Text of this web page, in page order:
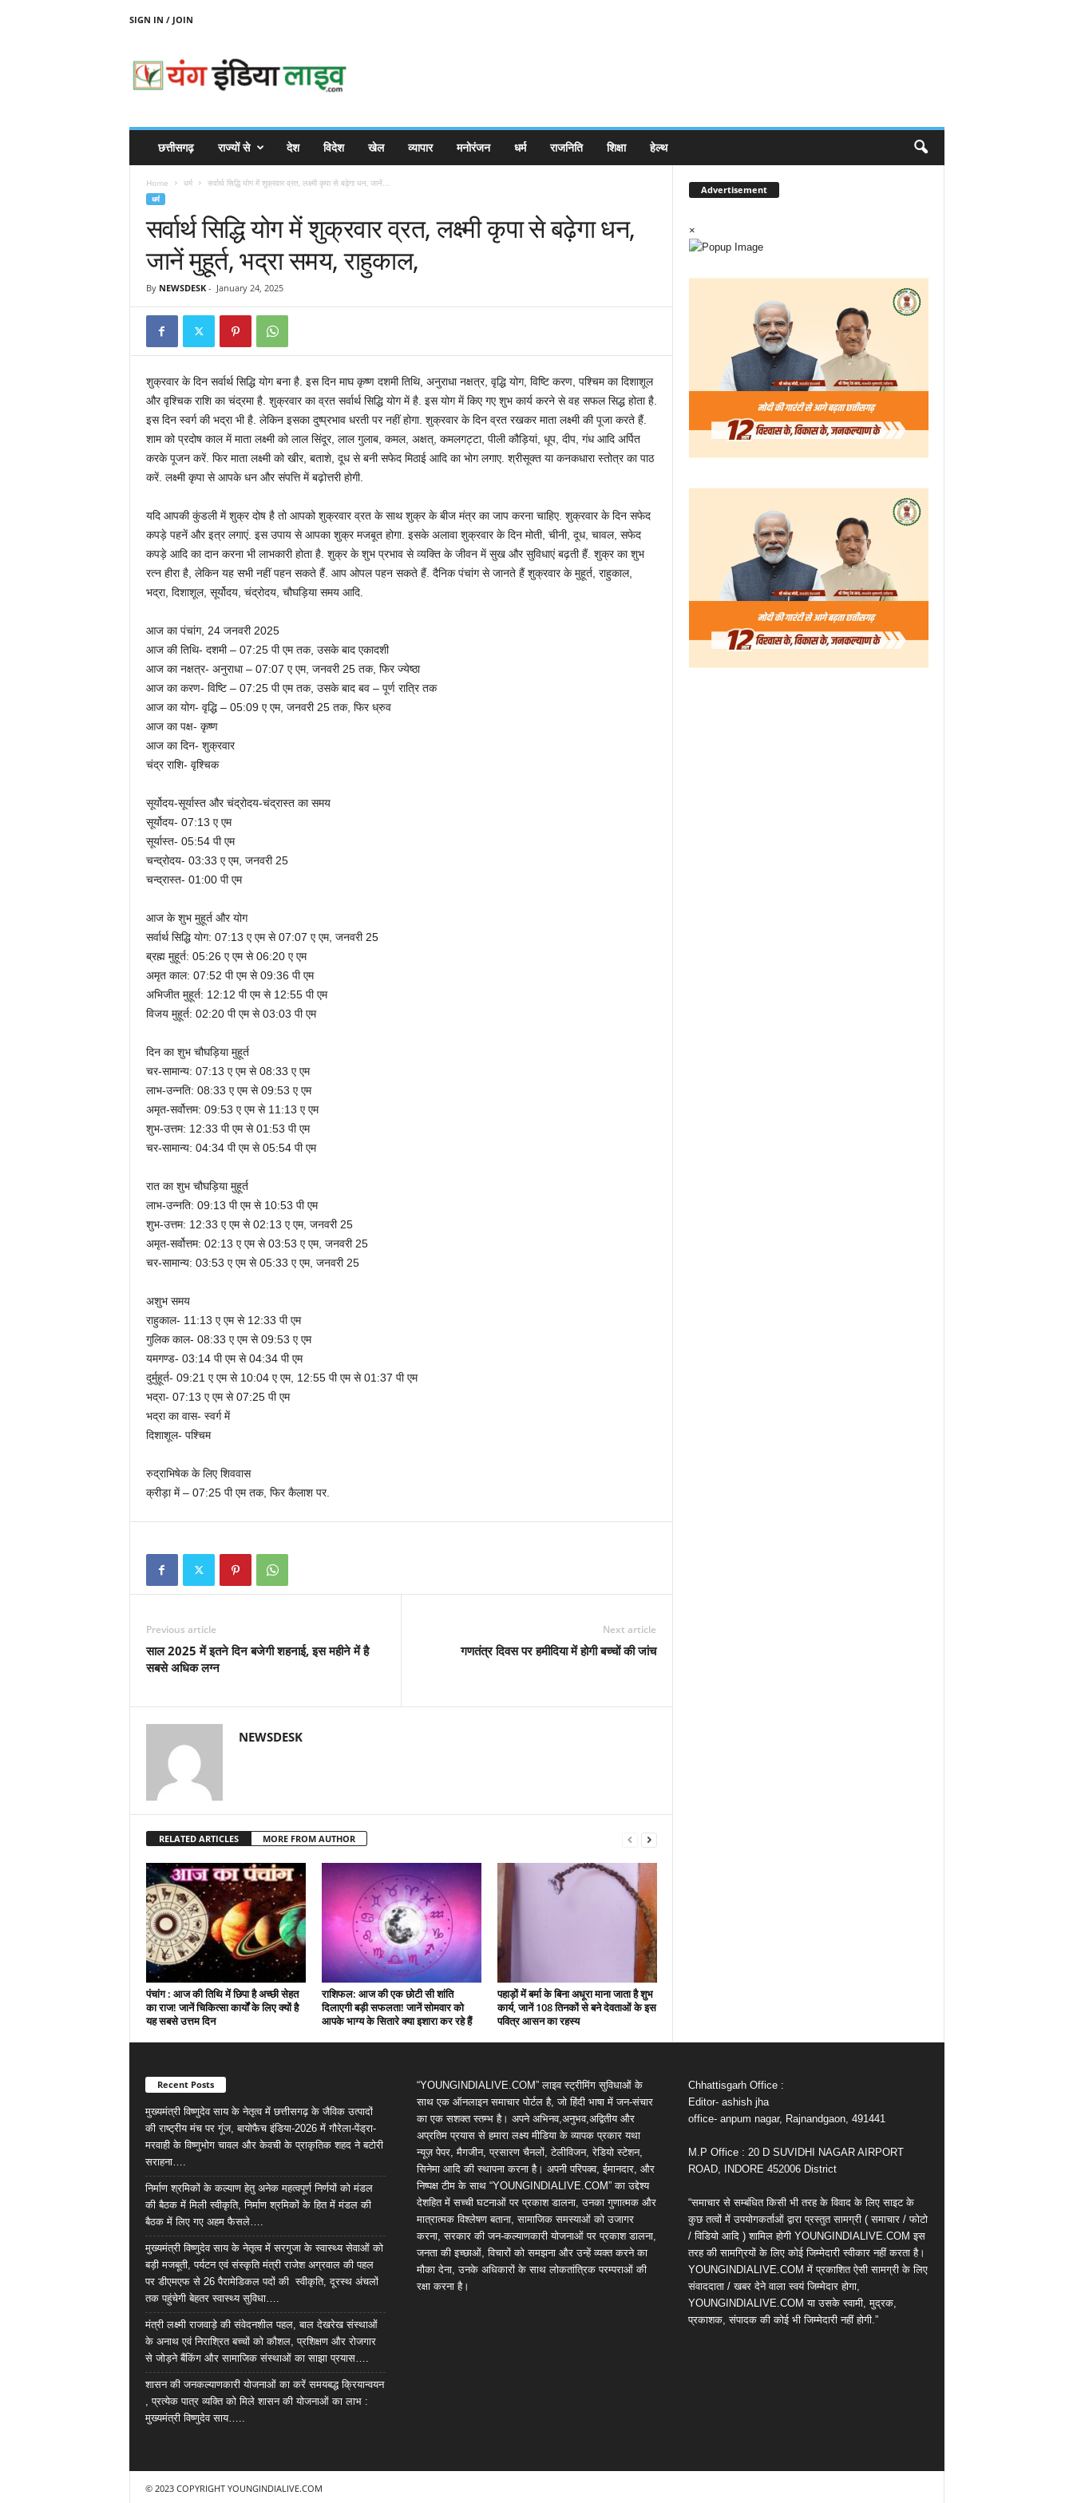
SIGN IN / JOIN
N
छत्तीसगढ़ राज्यों से देश विदेश खेल व्यापार मनोरंजन धर्म राजनिति शिक्षा हेल्थ
Home धर्म सर्वार्थ सिद्धि योग में शुक्रवार व्रत, लक्ष्मी कृपा से बढ़ेगा धन, जानें...
धर्म
सर्वार्थ सिद्धि योग में शुक्रवार व्रत, लक्ष्मी कृपा से बढ़ेगा धन,
जानें मुहूर्त, भद्रा समय, राहुकाल,
By NEWSDESK- January 24, 2025
शुक्रवार के दिन सर्वार्थ सिद्धि योग बना है. इस दिन माघ कृष्ण दशमी तिथि, अनुराधा नक्षत्र, वृद्धि योग, विष्टि करण, पश्चिम का दिशाशूल
और वृश्चिक राशि का चंद्रमा है. शुक्रवार का व्रत सर्वार्थ सिद्धि योग में है. इस योग में किए गए शुभ कार्य करने से वह सफल सिद्ध होता है.
इस दिन स्वर्ग की भद्रा भी है. लेकिन इसका दुष्प्रभाव धरती पर नहीं होगा. शुक्रवार के दिन व्रत रखकर माता लक्ष्मी की पूजा करते हैं.
शाम को प्रदोष काल में माता लक्ष्मी को लाल सिंदूर, लाल गुलाब, कमल, अक्षत्, कमलगट्टा, पीली कौड़ियां, धूप, दीप, गंध आदि अर्पित
करके पूजन करें. फिर माता लक्ष्मी को खीर, बताशे, दूध से बनी सफेद मिठाई आदि का भोग लगाए. श्रीसूक्त या कनकधारा स्तोत्र का पाठ
करें. लक्ष्मी कृपा से आपके धन और संपत्ति में बढ़ोत्तरी होगी.
यदि आपकी कुंडली में शुक्र दोष है तो आपको शुक्रवार व्रत के साथ शुक्र के बीज मंत्र का जाप करना चाहिए. शुक्रवार के दिन सफेद
कपड़े पहनें और इत्र लगाएं. इस उपाय से आपका शुक्र मजबूत होगा. इसके अलावा शुक्रवार के दिन मोती, चीनी, दूध, चावल, सफेद
कपड़े आदि का दान करना भी लाभकारी होता है. शुक्र के शुभ प्रभाव से व्यक्ति के जीवन में सुख और सुविधाएं बढ़ती हैं. शुक्र का शुभ
रत्न हीरा है, लेकिन य​ह सभी नहीं पहन सकते हैं. आप ओपल पहन सकते हैं. दैनिक पंचांग से जानते हैं शुक्रवार के मुहूर्त, राहुकाल,
भद्रा, दिशाशूल, सूर्योदय, चंद्रोदय, चौघड़िया समय आदि.
आज का पंचांग, 24 जनवरी 2025
आज की तिथि- दशमी – 07:25 पी एम तक, उसके बाद एकादशी
आज का नक्षत्र- अनुराधा – 07:07 ए एम, जनवरी 25 तक, फिर ज्येष्ठा
आज का करण- विष्टि – 07:25 पी एम तक, उसके बाद बव – पूर्ण रात्रि तक
आज का योग- वृद्धि – 05:09 ए एम, जनवरी 25 तक, फिर ध्रुव
आज का पक्ष- कृष्ण
आज का दिन- शुक्रवार
चंद्र राशि- वृश्चिक
सूर्योदय-सूर्यास्त और चंद्रोदय-चंद्रास्त का समय
सूर्योदय- 07:13 ए एम
सूर्यास्त- 05:54 पी एम
चन्द्रोदय- 03:33 ए एम, जनवरी 25
चन्द्रास्त- 01:00 पी एम
आज के शुभ मुहूर्त और योग
सर्वार्थ सिद्धि योग: 07:13 ए एम से 07:07 ए एम, जनवरी 25
ब्रह्म मुहूर्त: 05:26 ए एम से 06:20 ए एम
अमृत काल: 07:52 पी एम से 09:36 पी एम
अभिजीत मुहूर्त: 12:12 पी एम से 12:55 पी एम
विजय मुहूर्त: 02:20 पी एम से 03:03 पी एम
दिन का शुभ चौघड़िया मुहूर्त
चर-सामान्य: 07:13 ए एम से 08:33 ए एम
लाभ-उन्नति: 08:33 ए एम से 09:53 ए एम
अमृत-सर्वोत्तम: 09:53 ए एम से 11:13 ए एम
शुभ-उत्तम: 12:33 पी एम से 01:53 पी एम
चर-सामान्य: 04:34 पी एम से 05:54 पी एम
रात का शुभ चौघड़िया मुहूर्त
लाभ-उन्नति: 09:13 पी एम से 10:53 पी एम
शुभ-उत्तम: 12:33 ए एम से 02:13 ए एम, जनवरी 25
अमृत-सर्वोत्तम: 02:13 ए एम से 03:53 ए एम, जनवरी 25
चर-सामान्य: 03:53 ए एम से 05:33 ए एम, जनवरी 25
अशुभ समय
राहुकाल- 11:13 ए एम से 12:33 पी एम
गुलिक काल- 08:33 ए एम से 09:53 ए एम
यमगण्ड- 03:14 पी एम से 04:34 पी एम
दुर्मुहूर्त- 09:21 ए एम से 10:04 ए एम, 12:55 पी एम से 01:37 पी एम
भद्रा- 07:13 ए एम से 07:25 पी एम
भद्रा का वास- स्वर्ग में
दिशाशूल- पश्चिम
रुद्राभिषेक के लिए शिववास
क्रीड़ा में – 07:25 पी एम तक, फिर कैलाश पर.
Previous article
साल 2025 में इतने दिन बजेगी शहनाई, इस महीने में है
सबसे अधिक लग्न
Next article
गणतंत्र दिवस पर हमीदिया में होगी बच्चों की जांच
NEWSDESK
RELATED ARTICLES MORE FROM AUTHOR
पंचांग : आज की तिथि में छिपा है अच्छी सेहत
का राज! जानें चिकित्सा कार्यों के लिए क्यों है
यह सबसे उत्तम दिन
राशिफल: आज की एक छोटी सी शांति
दिलाएगी बड़ी सफलता! जानें सोमवार को
आपके भाग्य के सितारे क्या इशारा कर रहे हैं
पहाड़ों में बर्मा के बिना अधूरा माना जाता है शुभ
कार्य, जानें 108 तिनकों से बने देवताओं के इस
पवित्र आसन का रहस्य
Advertisement
×
Recent Posts
मुख्यमंत्री विष्णुदेव साय के नेतृत्व में छत्तीसगढ़ के जैविक उत्पादों
की राष्ट्रीय मंच पर गूंज, बायोफैच इंडिया-2026 में गौरेला-पेंड्रा-
मरवाही के विष्णुभोग चावल और केवची के प्राकृतिक शहद ने बटोरी
सराहना….
निर्माण श्रमिकों के कल्याण हेतु अनेक महत्वपूर्ण निर्णयों को मंडल
की बैठक में मिली स्वीकृति, निर्माण श्रमिकों के हित में मंडल की
बैठक में लिए गए अहम फैसले….
मुख्यमंत्री विष्णुदेव साय के नेतृत्व में सरगुजा के स्वास्थ्य सेवाओं को
बड़ी मजबूती, पर्यटन एवं संस्कृति मंत्री राजेश अग्रवाल की पहल
पर डीएमएफ से 26 पैरामेडिकल पदों की स्वीकृति, दूरस्थ अंचलों
तक पहुंचेगी बेहतर स्वास्थ्य सुविधा….
मंत्री लक्ष्मी राजवाड़े की संवेदनशील पहल, बाल देखरेख संस्थाओं
के अनाथ एवं निराश्रित बच्चों को कौशल, प्रशिक्षण और रोजगार
से जोड़ने बैंकिंग और सामाजिक संस्थाओं का साझा प्रयास….
शासन की जनकल्याणकारी योजनाओं का करें समयबद्ध क्रियान्वयन
, प्रत्येक पात्र व्यक्ति को मिले शासन की योजनाओं का लाभ :
मुख्यमंत्री विष्णुदेव साय…..
“YOUNGINDIALIVE.COM” लाइव स्ट्रीमिंग सुविधाओं के
साथ एक ऑनलाइन समाचार पोर्टल है, जो हिंदी भाषा में जन-संचार
का एक सशक्त स्तम्भ है। अपने अभिनव,अनुभव,अद्वितीय और
अप्रतिम प्रयास से हमारा लक्ष्य मीडिया के व्यापक प्रकार यथा
न्यूज़ पेपर, मैगजीन, प्रसारण चैनलों, टेलीविजन, रेडियो स्टेशन,
सिनेमा आदि की स्थापना करना है। अपनी परिपक्व, ईमानदार, और
निष्पक्ष टीम के साथ “YOUNGINDIALIVE.COM” का उद्देश्य
देशहित में सच्ची घटनाओं पर प्रकाश डालना, उनका गुणात्मक और
मात्रात्मक विश्लेषण बताना, सामाजिक समस्याओं को उजागर
करना, सरकार की जन-कल्याणकारी योजनाओं पर प्रकाश डालना,
जनता की इच्छाओं, विचारों को समझना और उन्हें व्यक्त करने का
मौका देना, उनके अधिकारों के साथ लोकतांत्रिक परम्पराओं की
रक्षा करना है।
Chhattisgarh Office :
Editor- ashish jha
office- anpum nagar, Rajnandgaon, 491441
M.P Office : 20 D SUVIDHI NAGAR AIRPORT
ROAD, INDORE 452006 District
“समाचार से सम्बंधित किसी भी तरह के विवाद के लिए साइट के
कुछ तत्वों में उपयोगकर्ताओं द्वारा प्रस्तुत सामग्री ( समाचार / फोटो
/ विडियो आदि ) शामिल होगी YOUNGINDIALIVE.COM इस
तरह की सामग्रियों के लिए कोई जिम्मेदारी स्वीकार नहीं करता है।
YOUNGINDIALIVE.COM में प्रकाशित ऐसी सामग्री के लिए
संवाददाता / खबर देने वाला स्वयं जिम्मेदार होगा,
YOUNGINDIALIVE.COM या उसके स्वामी, मुद्रक,
प्रकाशक, संपादक की कोई भी जिम्मेदारी नहीं होगी.”
© 2023 COPYRIGHT YOUNGINDIALIVE.COM